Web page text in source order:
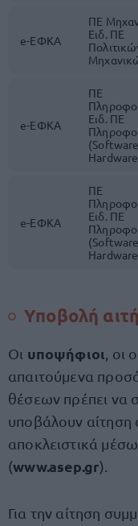
e-ΕΦΚΑ
ΠΕ
Ειδ. ΠΕ
e-ΕΦΚΑ
ΠΕ
Ειδ. ΠΕ
e-ΕΦΚΑ
ΠΕ
Ειδ. ΠΕ
Υποβολή
Οι υποψήφιοι , οι
απαιτούμενα
θέσεων πρέπει να
υποβάλουν αίτηση
αποκλειστικά
(www.asep.gr).
Για την αίτηση